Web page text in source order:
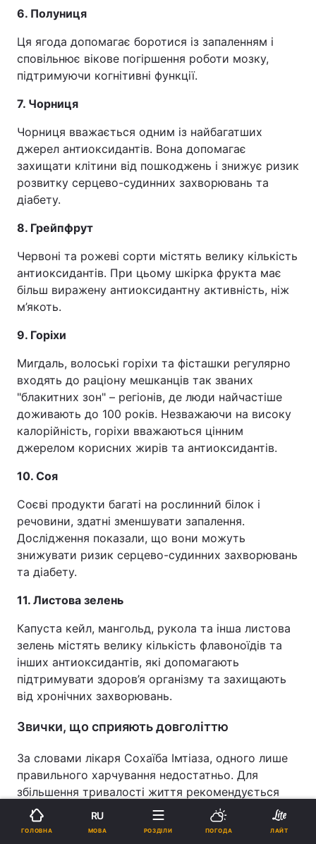
6. Полуниця
Ця ягода допомагає боротися із запаленням і
сповільнює вікове погіршення роботи мозку,
підтримуючи когнітивні функції.
7. Чорниця
Чорниця вважається одним із найбагатших
джерел антиоксидантів. Вона допомагає
захищати клітини від пошкоджень і знижує ризик
розвитку серцево-судинних захворювань та
діабету.
8. Грейпфрут
Червоні та рожеві сорти містять велику кількість
антиоксидантів. При цьому шкірка фрукта має
більш виражену антиоксидантну активність, ніж
м’якоть.
9. Горіхи
Мигдаль, волоські горіхи та фісташки регулярно
входять до раціону мешканців так званих
"блакитних зон" – регіонів, де люди найчастіше
доживають до 100 років. Незважаючи на високу
калорійність, горіхи вважаються цінним
джерелом корисних жирів та антиоксидантів.
10. Соя
Соєві продукти багаті на рослинний білок і
речовини, здатні зменшувати запалення.
Дослідження показали, що вони можуть
знижувати ризик серцево-судинних захворювань
та діабету.
11. Листова зелень
Капуста кейл, мангольд, рукола та інша листова
зелень містять велику кількість флавоноїдів та
інших антиоксидантів, які допомагають
підтримувати здоров’я організму та захищають
від хронічних захворювань.
Звички, що сприяють довголіттю
За словами лікаря Сохаїба Імтіаза, одного лише
правильного харчування недостатньо. Для
збільшення тривалості життя рекомендується
також:
спати по 7–9 годин на добу;
ГОЛОВНА
RU
МОВА РОЗДІЛИ ПОГОДА ЛАЙТ